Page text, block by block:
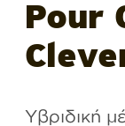
Pour
Υβριδική